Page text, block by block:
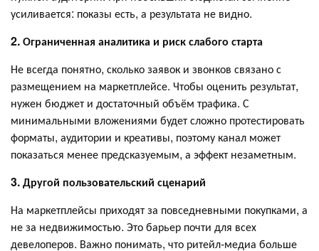
усиливается: показы есть, а результата не видно.
2. Ограниченная аналитика и риск слабого старта
Не всегда понятно, сколько заявок и звонков связано с
размещением на маркетплейсе. Чтобы оценить результат,
нужен бюджет и достаточный объём трафика. С
минимальными вложениями будет сложно протестировать
форматы, аудитории и креативы, поэтому канал может
показаться менее предсказуемым, а эффект незаметным.
3. Другой пользовательский сценарий
На маркетплейсы приходят за повседневными покупками, а
не за недвижимостью. Это барьер почти для всех
девелоперов. Важно понимать, что ритейл-медиа больше